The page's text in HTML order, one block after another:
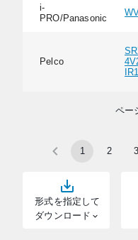
形式を指定して
ダウンロード
i-
PRO/Panasonic
Pelco
IR1
ペー
1 2 3